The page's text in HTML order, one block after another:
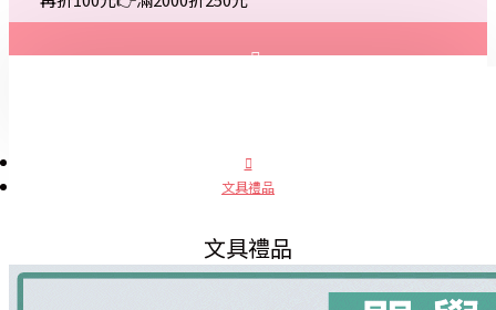
文具禮品
文具禮品